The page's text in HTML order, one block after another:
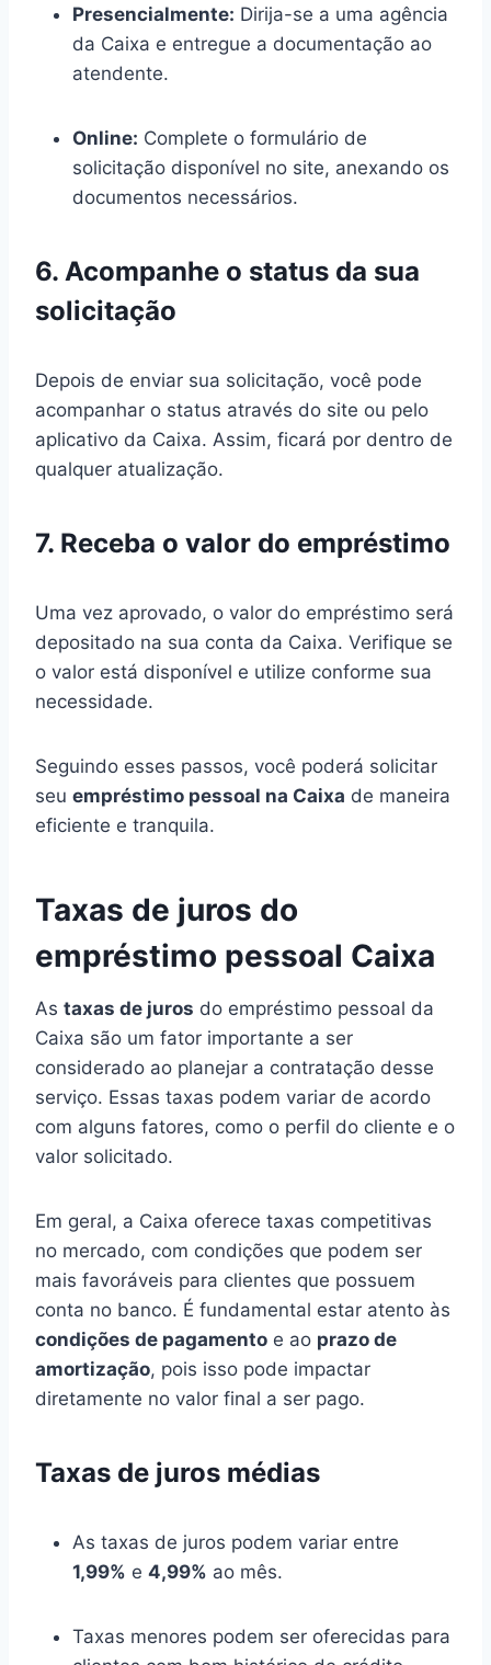
Presencialmente: Dirija-se a uma agência
da Caixa e entregue a documentação ao
atendente.
Online: Complete o formulário de
solicitação disponível no site, anexando os
documentos necessários.
6. Acompanhe o status da sua
solicitação
Depois de enviar sua solicitação, você pode
acompanhar o status através do site ou pelo
aplicativo da Caixa. Assim, ficará por dentro de
qualquer atualização.
7. Receba o valor do empréstimo
Uma vez aprovado, o valor do empréstimo será
depositado na sua conta da Caixa. Verifique se
o valor está disponível e utilize conforme sua
necessidade.
Seguindo esses passos, você poderá solicitar
seu empréstimo pessoal na Caixa de maneira
eficiente e tranquila.
Taxas de juros do
empréstimo pessoal Caixa
As taxas de juros do empréstimo pessoal da
Caixa são um fator importante a ser
considerado ao planejar a contratação desse
serviço. Essas taxas podem variar de acordo
com alguns fatores, como o perfil do cliente e o
valor solicitado.
Em geral, a Caixa oferece taxas competitivas
no mercado, com condições que podem ser
mais favoráveis para clientes que possuem
conta no banco. É fundamental estar atento às
condições de pagamento e ao prazo de
amortização, pois isso pode impactar
diretamente no valor final a ser pago.
Taxas de juros médias
As taxas de juros podem variar entre
1,99% e 4,99% ao mês.
Taxas menores podem ser oferecidas para